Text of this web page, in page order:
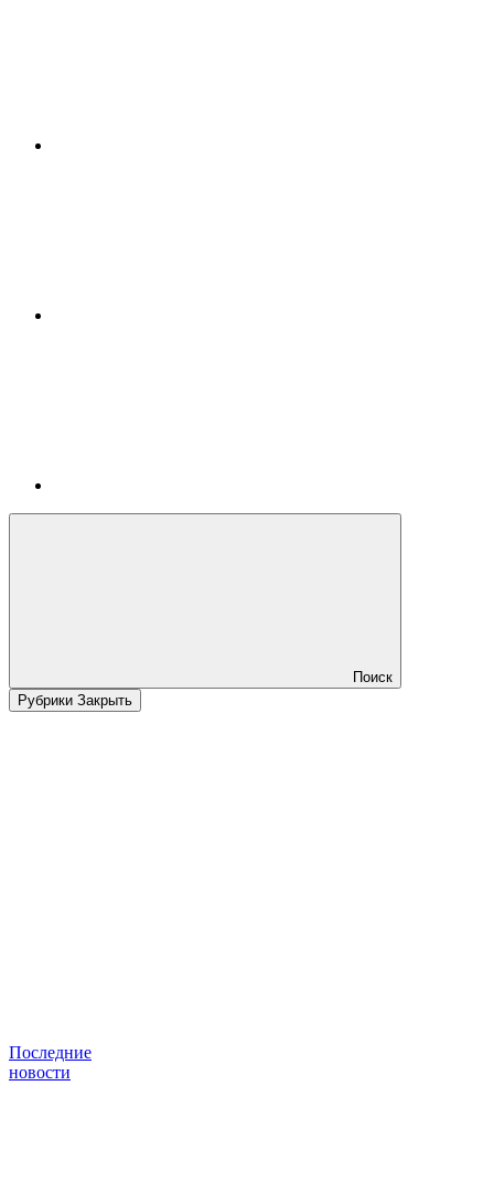
Поиск
Рубрики Закрыть
Последние
новости